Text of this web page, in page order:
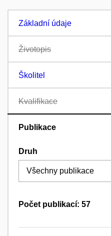
Základní údaje
Životopis
Školitel
Kvalifikace
Publikace
Druh
Počet publikací: 57